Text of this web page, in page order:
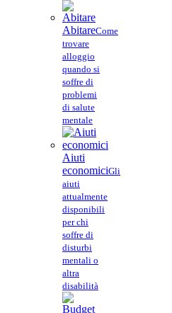
AbitareCome
trovare
alloggio
quando si
soffre di
problemi
di salute
mentale
Aiuti
economiciGli
aiuti
attualmente
disponibili
per chi
soffre di
disturbi
mentali o
altra
disabilità